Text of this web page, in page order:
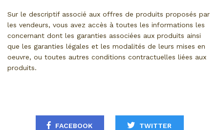
Sur le descriptif associé aux offres de produits proposés par
les vendeurs, vous avez accès à toutes les informations les
concernant dont les garanties associées aux produits ainsi
que les garanties légales et les modalités de leurs mises en
oeuvre, ou toutes autres conditions contractuelles liées aux
produits.
FACEBOOK TWITTER